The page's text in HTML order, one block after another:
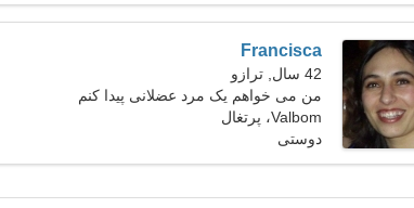
Francisca
42 سال, ترازو
من می خواهم یک مرد عضلانی پیدا کنم
Valbom، پرتغال
دوستی